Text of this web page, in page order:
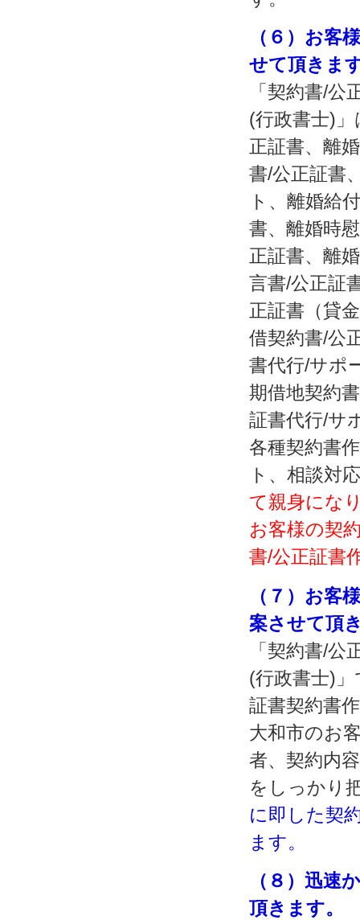
（６）お客
せて頂きま
「契約書/
(行政書士)
正証書、離
書/公正証書
ト、離婚給
書、離婚時
正証書、離
言書/公正証
正証書（貸
借契約書/公
書代行/サポ
期借地契約
証書代行/サ
各種契約書
ト、相談対
て親身にな
お客様の契
書/公正証書
（７）お客
案させて頂
「契約書/
(行政書士)
証書契約書
大和市のお
者、契約内
をしっかり
に即した契
ます。
（８）迅速
頂きます。